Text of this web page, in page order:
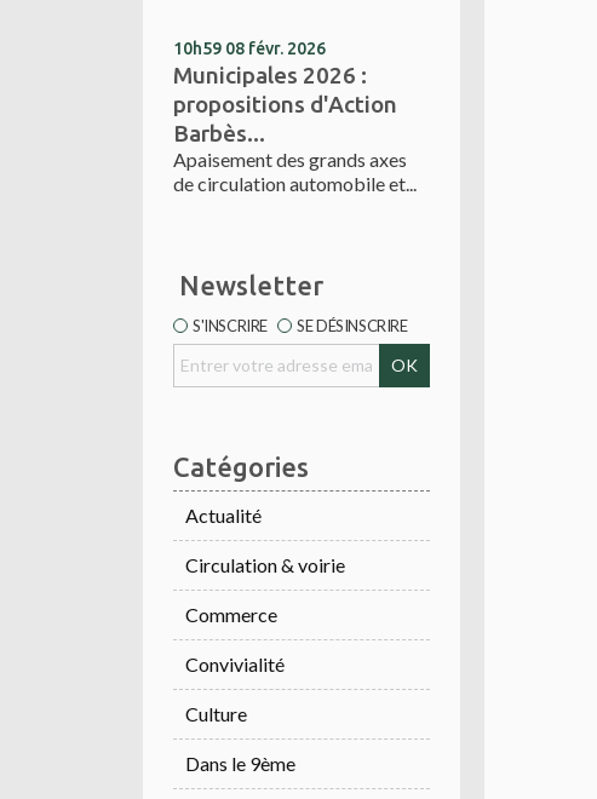
10h59 08 févr. 2026
Municipales 2026 :
propositions d'Action
Barbès...
Apaisement des grands axes
de circulation automobile et...
Newsletter
S'INSCRIRE SE DÉSINSCRIRE
Catégories
Actualité
Circulation & voirie
Commerce
Convivialité
Culture
Dans le 9ème